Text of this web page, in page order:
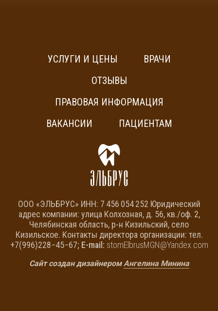
УСЛУГИ И ЦЕНЫ
ВРАЧИ
ОТЗЫВЫ
ПРАВОВАЯ ИНФОРМАЦИЯ
ВАКАНСИИ
ПАЦИЕНТАМ
ООО «ЭЛЬБРУС» ИНН: 7 456 054 252 Юридический
адрес компании: улица Колхозная, д. 56, кв./оф. 2,
Челябинская область, р-н Кизильский, село
Кизильское. Контакты директора организации: тел.
+7(996)228−45−67; E-mail: stomElbrusMGN@Yandex.com
Сайт создан дизайнеромАнгелина Минина